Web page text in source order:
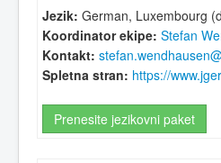
Jezik: German, Luxembourg
Koordinator ekipe: Stefan
Kontakt:
Spletna stran: https://
Prenesite jezikovni paket